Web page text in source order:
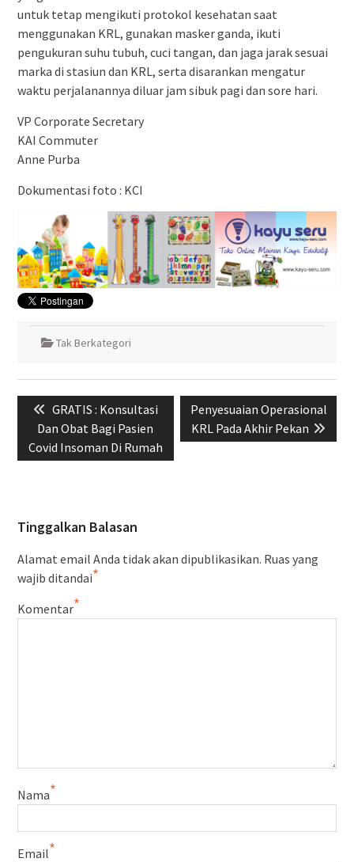
untuk tetap mengikuti protokol kesehatan saat
menggunakan KRL, gunakan masker ganda, ikuti
pengukuran suhu tubuh, cuci tangan, dan jaga jarak sesuai
marka di stasiun dan KRL, serta disarankan mengatur
waktu perjalanannya diluar jam sibuk pagi dan sore hari.
VP Corporate Secretary
KAI Commuter
Anne Purba
Dokumentasi foto : KCI
Tak Berkategori
pos
Previous
post:
GRATIS : Konsultasi
Dan Obat Bagi Pasien
Covid Insoman Di Rumah
Next
post:
Penyesuaian Operasional
KRL Pada Akhir Pekan
Tinggalkan Balasan
Alamat email Anda tidak akan dipublikasikan. Ruas yang
wajib ditandai*
Komentar*
Nama*
Email*